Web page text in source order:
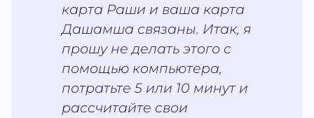
карта Раши и ваша карта
Дашамша связаны. Итак, я
прошу не делать этого с
помощью компьютера,
потратьте 5 или 10 минут и
рассчитайте свои